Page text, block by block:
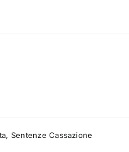
Sentenze Cassazione